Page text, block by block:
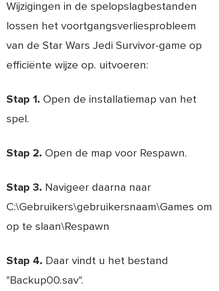
Wijzigingen in de spelopslagbestanden
lossen het voortgangsverliesprobleem
van de Star Wars Jedi Survivor-game op
efficiënte wijze op. uitvoeren:
Stap 1. Open de installatiemap van het
spel.
Stap 2. Open de map voor Respawn.
Stap 3. Navigeer daarna naar
C:\Gebruikers\gebruikersnaam\Games om
op te slaan\Respawn
Stap 4. Daar vindt u het bestand
"Backup00.sav".